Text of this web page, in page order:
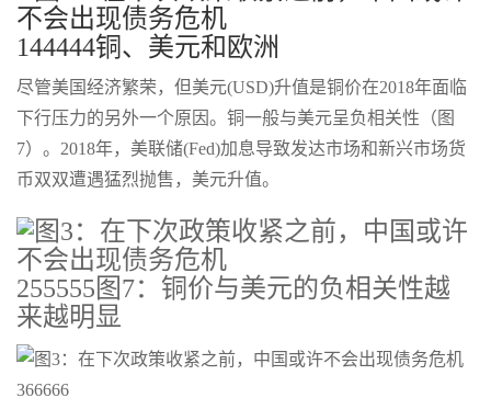
144444铜、美元和欧洲
尽管美国经济繁荣，但美元(USD)升值是铜价在2018年面临
下行压力的另外一个原因。铜一般与美元呈负相关性（图
7）。2018年，美联储(Fed)加息导致发达市场和新兴市场货
币双双遭遇猛烈抛售，美元升值。
255555图7：铜价与美元的负相关性越
来越明显
366666